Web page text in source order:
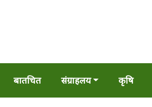
बातचित संग्राहलय कृषि